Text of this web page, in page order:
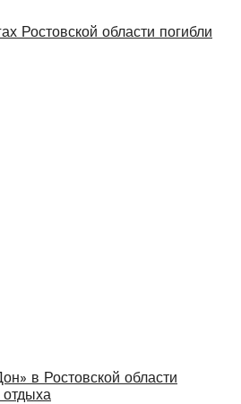
Ростовской области погибли
в Ростовской области